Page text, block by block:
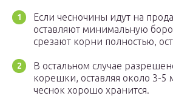
Если чесночины идут на
оставляют минимальную
срезают корни полностью,
В остальном случае
корешки, оставляя около 3-
чеснок хорошо хранится.